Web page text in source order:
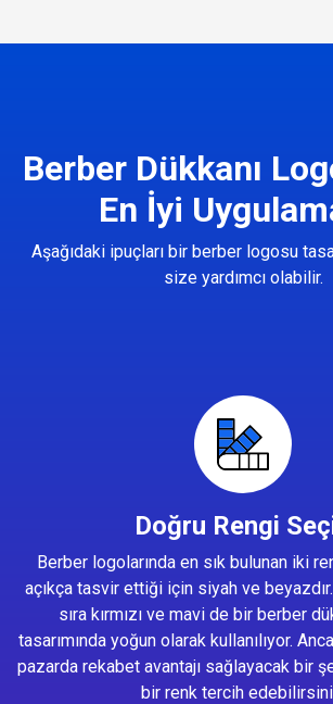
Berber Dükkanı
En İyi
Aşağıdaki ipuçları bir berber logosu
size yardımcı olabilir.
Doğru Rengi
Berber logolarında en sık bulunan iki
açıkça tasvir ettiği için siyah ve
sıra kırmızı ve mavi de bir berber
tasarımında yoğun olarak kullanılıyor.
pazarda rekabet avantajı sağlayacak bir
bir renk tercih